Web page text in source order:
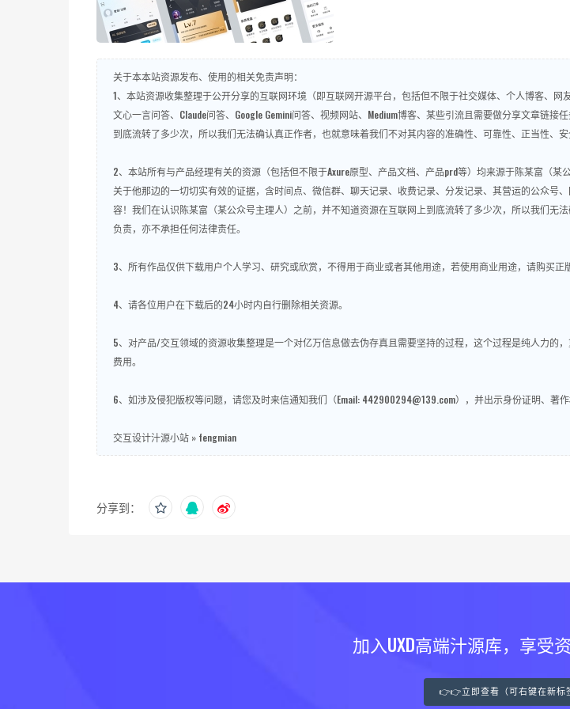
关于本本站资源发布、使用的相关免责声明：
1、本站资源收集整理于公开分享的互联网环境（即互联网开源平台，包括但不限于社交媒体、个人博客、网
文心一言问答、Claude问答、Google Gemini问答、视频网站、Medium博客、某些引流且需要做分享文章链
到底流转了多少次，所以我们无法确认真正作者，也就意味着我们不对其内容的准确性、可靠性、正当性、
2、本站所有与产品经理有关的资源（包括但不限于Axure原型、产品文档、产品prd等）均来源于陈某富（
关于他那边的一切切实有效的证据，含时间点、微信群、聊天记录、收费记录、分发记录、其营运的公众
容！我们在认识陈某富（某公众号主理人）之前，并不知道资源在互联网上到底流转了多少次，所以我们
负责，亦不承担任何法律责任。
3、所有作品仅供下载用户个人学习、研究或欣赏，不得用于商业或者其他用途，若使用商业用途，请购买
4、请各位用户在下载后的24小时内自行删除相关资源。
5、对产品/交互领域的资源收集整理是一个对亿万信息做去伪存真且需要坚持的过程，这个过程是纯人力
费用。
6、如涉及侵犯版权等问题，请您及时来信通知我们（Email: 442900294@139.com），并出示身份证明、著
交互设计汁源小站 » fengmian
分享到：
加入UXD高端汁源库，享受
👉👉立即查看（可右键在新标